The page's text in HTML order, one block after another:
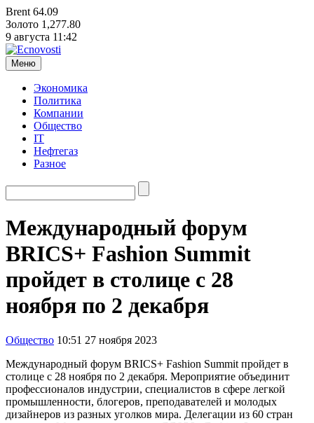
Brent 64.09
Золото 1,277.80
9 августа 11:42
Меню
Экономика
Политика
Компании
Общество
IT
Нефтегаз
Разное
Международный форум
BRICS+ Fashion Summit
пройдет в столице с 28
ноября по 2 декабря
Общество 10:51 27 ноября 2023
Международный форум BRICS+ Fashion Summit пройдет в
столице с 28 ноября по 2 декабря. Мероприятие объединит
профессионалов индустрии, специалистов в сфере легкой
промышленности, блогеров, преподавателей и молодых
дизайнеров из разных уголков мира. Делегации из 60 стран